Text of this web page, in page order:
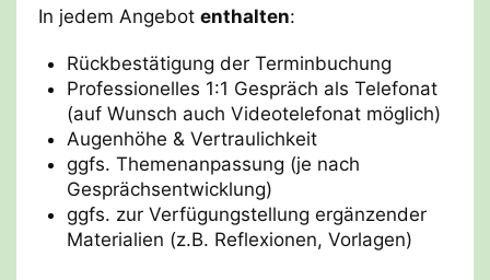
In jedem Angebot enthalten:
Rückbestätigung der Terminbuchung
Professionelles 1:1 Gespräch als Telefonat
(auf Wunsch auch Videotelefonat möglich)
Augenhöhe & Vertraulichkeit
ggfs. Themenanpassung (je nach
Gesprächsentwicklung)
ggfs. zur Verfügungstellung ergänzender
Materialien (z.B. Reflexionen, Vorlagen)